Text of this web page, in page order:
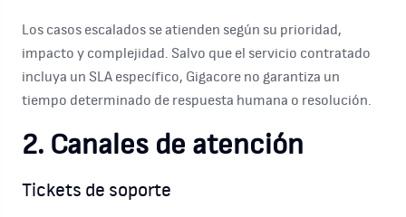
Los casos escalados se atienden según su prioridad,
impacto y complejidad. Salvo que el servicio contratado
incluya un SLA específico, Gigacore no garantiza un
tiempo determinado de respuesta humana o resolución.
2. Canales de atención
Tickets de soporte